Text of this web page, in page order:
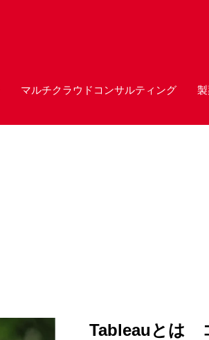
マルチクラウドコンサルティング
Tableauとは